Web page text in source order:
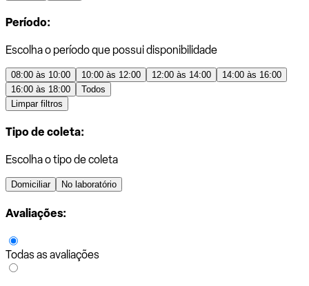
Período:
Escolha o período que possui disponibilidade
08:00 às 10:00 10:00 às 12:00 12:00 às 14:00
14:00 às 16:00
16:00 às 18:00
Todos
Limpar filtros
Tipo de coleta:
Escolha o tipo de coleta
Domiciliar No laboratório
Avaliações:
Todas as avaliações